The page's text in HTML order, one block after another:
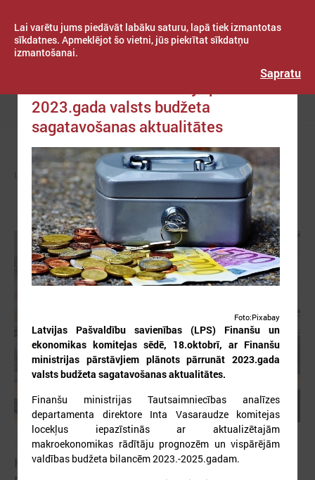
Lai varētu jums piedāvāt labāku saturu, lapā tiek izmantotas
sīkdatnes. Apmeklējot šo vietni, jūs piekrītat sīkdatņu
izmantošanai.
Sapratu
Izvēlne
KOMITEJAS FINANŠU UN EKONOMIKAS KOMITEJA
2026. gada 11. jūnijs
Komitejā diskutē par pašvaldību budžetiem un
2023.gada valsts budžeta
sagatavošanas aktualitātes
Foto:Pixabay
Latvijas Pašvaldību savienības (LPS) Finanšu un
ekonomikas komitejas sēdē, 18.oktobrī, ar Finanšu
ministrijas pārstāvjiem plānots pārrunāt 2023.gada
valsts budžeta sagatavošanas aktualitātes.
Finanšu ministrijas Tautsaimniecības analīzes
departamenta direktore Inta Vasaraudze komitejas
locekļus iepazīstinās ar aktualizētajām
makroekonomikas rādītāju prognozēm un vispārējām
valdības budžeta bilancēm 2023.-2025.gadam.